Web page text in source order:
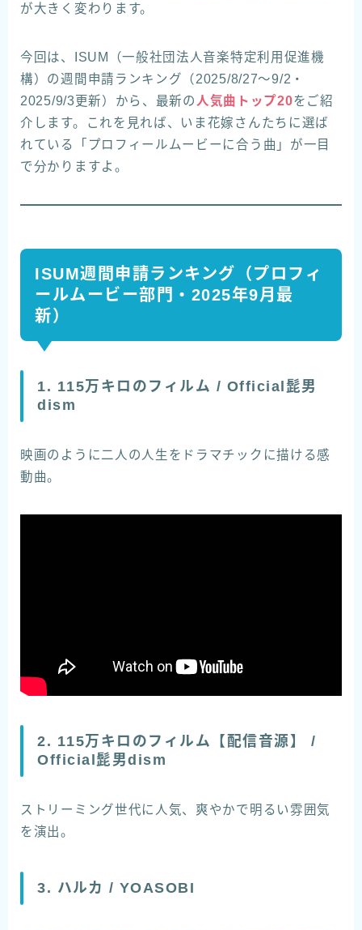
が大きく変わります。
今回は、ISUM（一般社団法人音楽特定利用促進機
構）の週間申請ランキング（2025/8/27～9/2・
2025/9/3更新）から、最新の 人気曲トップ20をご紹
介します。これを見れば、いま花嫁さんたちに選ば
れている「プロフィールムービーに合う曲」が一目
で分かりますよ。
ISUM週間申請ランキング（プロフィ
ールムービー部門・2025年9月最
新）
1. 115万キロのフィルム / Official髭男
dism
映画のように二人の人生をドラマチックに描ける感
動曲。
2. 115万キロのフィルム【配信音源】 /
Official髭男dism
ストリーミング世代に人気、爽やかで明るい雰囲気
を演出。
3. ハルカ / YOASOBI